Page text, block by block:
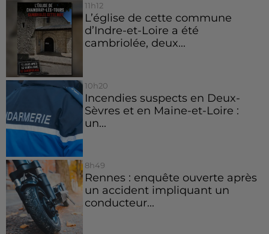
11h12
L’église de cette commune
d’Indre-et-Loire a été
cambriolée, deux...
10h20
Incendies suspects en Deux-
Sèvres et en Maine-et-Loire :
un...
8h49
Rennes : enquête ouverte après
un accident impliquant un
conducteur...